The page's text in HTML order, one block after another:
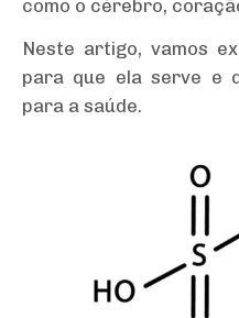
como o cérebro,
Neste artigo, vamos
para que ela serve e
para a saúde.